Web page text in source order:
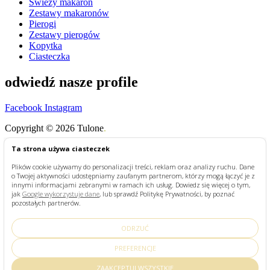
Ta strona używa ciasteczek
Plików cookie używamy do personalizacji treści, reklam oraz analizy ruchu. Dane
o Twojej aktywności udostępniamy zaufanym partnerom, którzy mogą łączyć je z
innymi informacjami zebranymi w ramach ich usług. Dowiedz się więcej o tym,
jak Google wykorzystuje dane, lub sprawdź Politykę Prywatności, by poznać
pozostałych partnerów.
ODRZUĆ
PREFERENCJE
ZAAKCEPTUJ WSZYSTKIE
Świeży makaron
Zestawy makaronów
Pierogi
Zestawy pierogów
Kopytka
Ciasteczka
odwiedź nasze profile
Facebook Instagram
Copyright © 2026 Tulone.
Shop
Szukaj
Search for:
Szukaj
STRONA GŁÓWNA
O TULONE
Search for: